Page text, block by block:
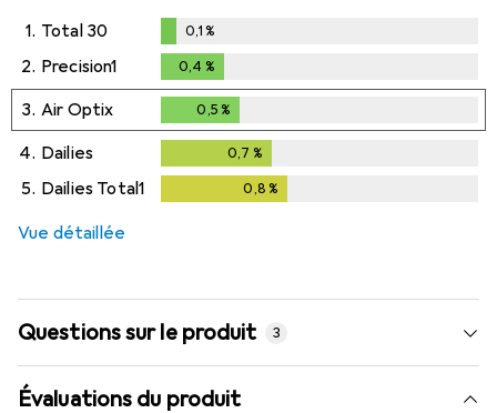
1. Total 30
%
0,1%
2. Precision1 0,4 %
3. Air Optix 0,5 %
4. Dailies 0,7 %
5. Dailies Total1 0,8 %
Vue détaillée
Questions sur le produit 3
Évaluations du produit